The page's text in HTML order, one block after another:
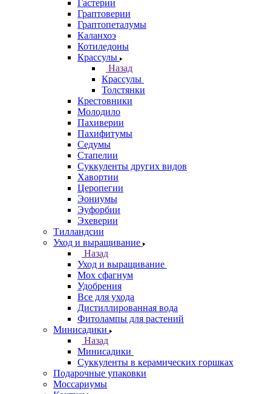
Гастерии
Граптоверии
Граптопеталумы
Каланхоэ
Котиледоны
Крассулы
Назад
Крассулы
Толстянки
Крестовники
Молодило
Пахиверии
Пахифитумы
Седумы
Стапелии
Суккуленты других видов
Хавортии
Церопегии
Эониумы
Эуфорбии
Эхеверии
Тилландсии
Уход и выращивание
Назад
Уход и выращивание
Мох сфагнум
Удобрения
Все для ухода
Дистиллированная вода
Фитолампы для растений
Минисадики
Назад
Минисадики
Суккуленты в керамических горшках
Подарочные упаковки
Моссариумы